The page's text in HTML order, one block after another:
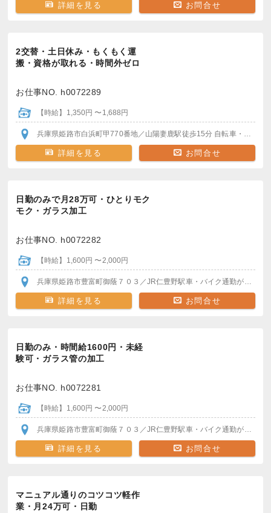
詳細を見る お問合せ
2交替・土日休み・もくもく運
搬・資格が取れる・時間外ゼロ
お仕事NO. h0072289
【時給】1,350円 〜1,688円
兵庫県姫路市白浜町甲770番地／山陽妻鹿駅徒歩15分 自転車・バイク通勤可
詳細を見る お問合せ
日勤のみで月28万可・ひとりモク
モク・ガラス加工
お仕事NO. h0072282
【時給】1,600円 〜2,000円
兵庫県姫路市豊富町御蔭７０３ ／JR仁豊野駅車・バイク通勤がおすすめ！
詳細を見る お問合せ
日勤のみ・時間給1600円・未経
験可・ガラス管の加工
お仕事NO. h0072281
【時給】1,600円 〜2,000円
兵庫県姫路市豊富町御蔭７０３ ／JR仁豊野駅車・バイク通勤がおすすめ！
詳細を見る お問合せ
マニュアル通りのコツコツ軽作
業・月24万可・日勤